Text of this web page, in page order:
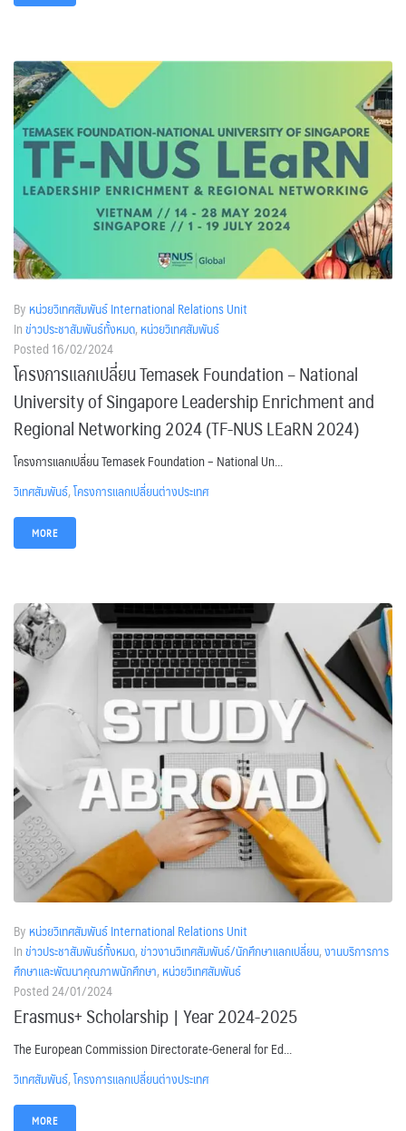
By หน่วยวิเทศสัมพันธ์ International Relations Unit
Inข่าวประชาสัมพันธ์ทั้งหมด,หน่วยวิเทศสัมพันธ์
Posted 16/02/2024
โครงการแลกเปลี่ยน Temasek Foundation – National
University of Singapore Leadership Enrichment and
Regional Networking 2024 (TF-NUS LEaRN 2024)
โครงการแลกเปลี่ยน Temasek Foundation – National Un...
วิเทศสัมพันธ์,โครงการแลกเปลี่ยนต่างประเทศ
MORE
By หน่วยวิเทศสัมพันธ์ International Relations Unit
Inข่าวประชาสัมพันธ์ทั้งหมด,ข่าวงานวิเทศสัมพันธ์/นักศึกษาแลกเปลี่ยน,งานบริการการ
ศึกษาและพัฒนาคุณภาพนักศึกษา,หน่วยวิเทศสัมพันธ์
Posted 24/01/2024
Erasmus+ Scholarship | Year 2024-2025
The European Commission Directorate-General for Ed...
วิเทศสัมพันธ์,โครงการแลกเปลี่ยนต่างประเทศ
MORE